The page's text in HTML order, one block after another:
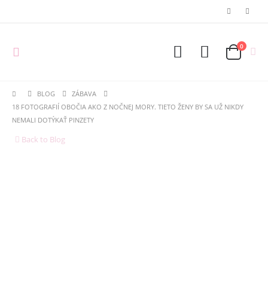
0
BLOG
ZÁBAVA
18 FOTOGRAFIÍ OBOČIA AKO Z NOČNEJ MORY. TIETO ŽENY BY SA UŽ NIKDY
NEMALI DOTÝKAŤ PINZETY
Back to Blog